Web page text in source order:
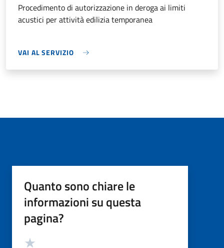
Procedimento di autorizzazione in deroga ai limiti
acustici per attività edilizia temporanea
VAI AL SERVIZIO
Quanto sono chiare le
informazioni su questa
pagina?
Valutazione